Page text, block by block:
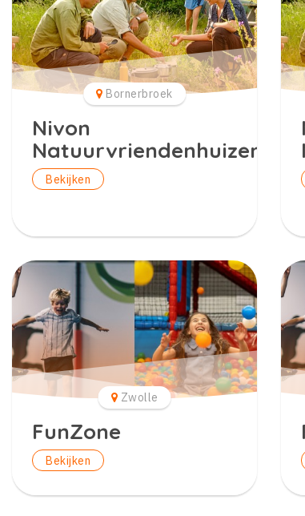
Bornerbroek
Nivon
Natuurvriendenhuizen
Bekijken
Zwolle
FunZone
Bekijken